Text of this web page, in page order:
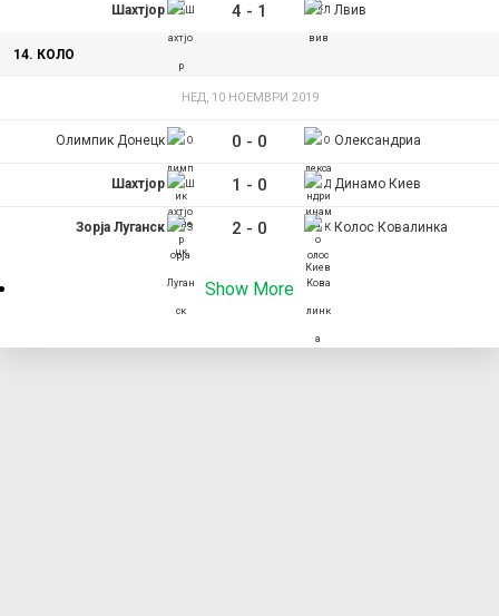
Шахтјор 4 - 1 Лвив
14. КОЛО
НЕД, 10 НОЕМВРИ 2019
Олимпик Донецк 0 - 0 Олександриа
Шахтјор 1 - 0 Динамо Киев
Зорја Луганск 2 - 0 Колос Ковалинка
Show More